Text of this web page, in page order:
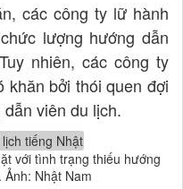
các công ty lữ hành
lượng hướng dẫn
nhiên, các công ty
khăn bởi thói quen đợi
viên du lịch.
với tình trạng thiếu hướng
Nhật Nam